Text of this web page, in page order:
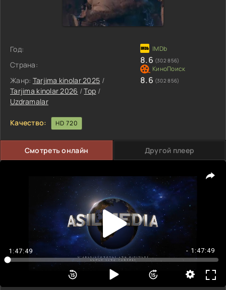
Год:
Страна:
Жанр: Tarjima kinolar 2025 /
Tarjima kinolar 2026 /Top /
Uzdramalar
8.6 (302 856)
8.6 (302 856)
Качество: HD 720
Смотреть онлайн Другой плеер
1:47:49 - 1:47:49